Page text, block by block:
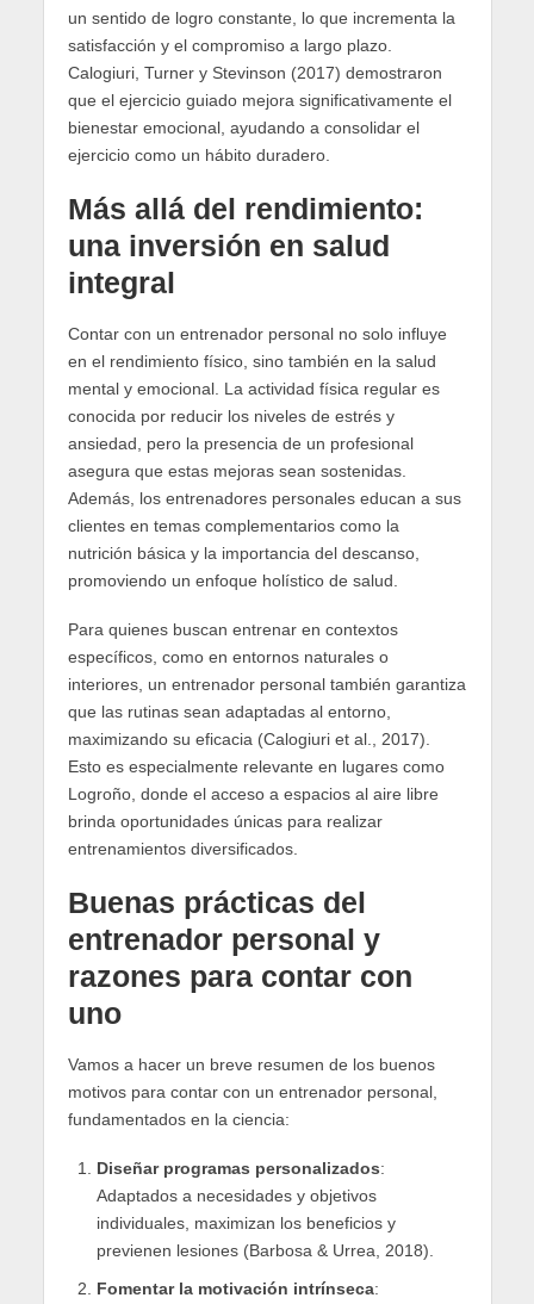
un sentido de logro constante, lo que incrementa la
satisfacción y el compromiso a largo plazo.
Calogiuri, Turner y Stevinson (2017) demostraron
que el ejercicio guiado mejora significativamente el
bienestar emocional, ayudando a consolidar el
ejercicio como un hábito duradero.
Más allá del rendimiento:
una inversión en salud
integral
Contar con un entrenador personal no solo influye
en el rendimiento físico, sino también en la salud
mental y emocional. La actividad física regular es
conocida por reducir los niveles de estrés y
ansiedad, pero la presencia de un profesional
asegura que estas mejoras sean sostenidas.
Además, los entrenadores personales educan a sus
clientes en temas complementarios como la
nutrición básica y la importancia del descanso,
promoviendo un enfoque holístico de salud.
Para quienes buscan entrenar en contextos
específicos, como en entornos naturales o
interiores, un entrenador personal también garantiza
que las rutinas sean adaptadas al entorno,
maximizando su eficacia (Calogiuri et al., 2017).
Esto es especialmente relevante en lugares como
Logroño, donde el acceso a espacios al aire libre
brinda oportunidades únicas para realizar
entrenamientos diversificados.
Buenas prácticas del
entrenador personal y
razones para contar con
uno
Vamos a hacer un breve resumen de los buenos
motivos para contar con un entrenador personal,
fundamentados en la ciencia:
Diseñar programas personalizados:
Adaptados a necesidades y objetivos
individuales, maximizan los beneficios y
previenen lesiones (Barbosa & Urrea, 2018).
Fomentar la motivación intrínseca: